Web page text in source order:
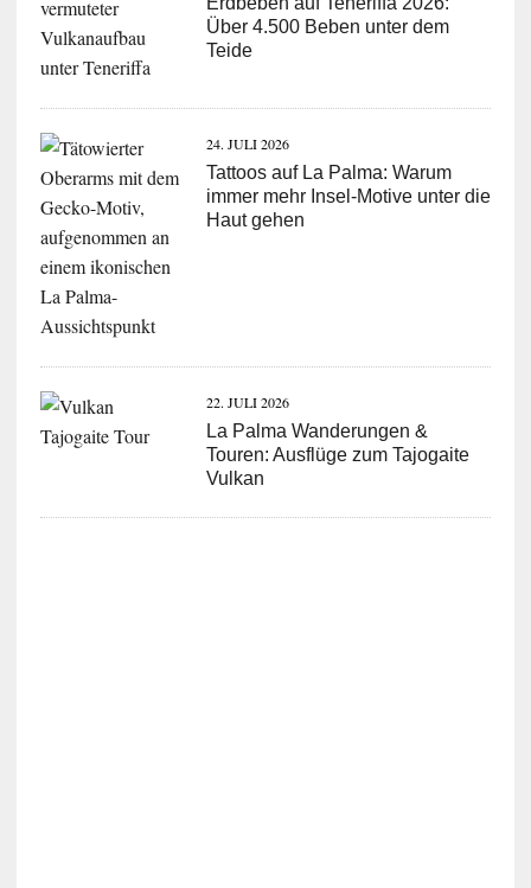
Über 4.500 Beben unter dem
Teide
24. JULI 2026
Tattoos auf La Palma: Warum
immer mehr Insel-Motive unter die
Haut gehen
22. JULI 2026
La Palma Wanderungen &
Touren: Ausflüge zum Tajogaite
Vulkan